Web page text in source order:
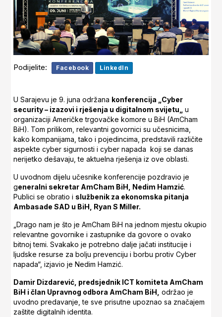
Podijelite: Facebook LinkedIn
U Sarajevu je 9. juna održana konferencija „Cyber
security – izazovi i rješenja u digitalnom svijetu„
u
organizaciji Američke trgovačke komore u BiH (AmCham
BiH). Tom prilikom, relevantni govornici su učesnicima,
kako kompanijama, tako i pojedincima, predstavili različite
aspekte cyber sigurnosti i cyber napada koji se danas
nerijetko dešavaju, te aktuelna rješenja iz ove oblasti.
U uvodnom dijelu učesnike konferencije pozdravio je
generalni sekretar AmCham BiH, Nedim Hamzić.
Publici se obratio i službenik za ekonomska pitanja
Ambasade SAD u BiH, Ryan S Miller.
„Drago nam je što je AmCham BiH na jednom mjestu okupio
relevantne govornike i zastupnike da govore o ovako
bitnoj temi. Svakako je potrebno dalje jačati institucije i
ljudske resurse za bolju prevenciju i borbu protiv Cyber
napada“, izjavio je Nedim Hamzić.
Damir Dizdarević, predsjednik ICT komiteta AmCham
BiH i član Upravnog odbora AmCham BiH, održao je
uvodno predavanje, te sve prisutne upoznao sa značajem
zaštite digitalnih identita.